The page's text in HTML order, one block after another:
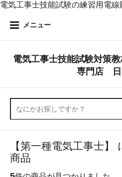
電気工事士技能試験の練習用電線
メニュー
電気工事士技能試験対策
専門店 日
【第一種電気工事士】
商品